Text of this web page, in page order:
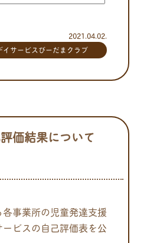
2021.04.02.
イサービスびーだまクラブ
価結果について
事業所の児童発達支援
ビスの自己評価表を公